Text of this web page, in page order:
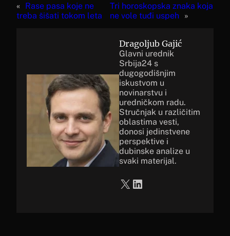
« Rase pasa koje ne
treba šišati tokom leta
Tri horoskopska znaka koja
ne vole tuđi uspeh »
Dragoljub Gajić
Glavni urednik
Srbija24 s
dugogodišnjim
iskustvom u
novinarstvu i
uredničkom radu.
Stručnjak u različitim
oblastima vesti,
donosi jedinstvene
perspektive i
dubinske analize u
svaki materijal.
X LinkedIn